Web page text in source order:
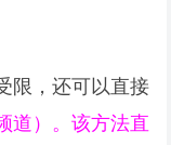
限，还可以直接
道）。该方法直